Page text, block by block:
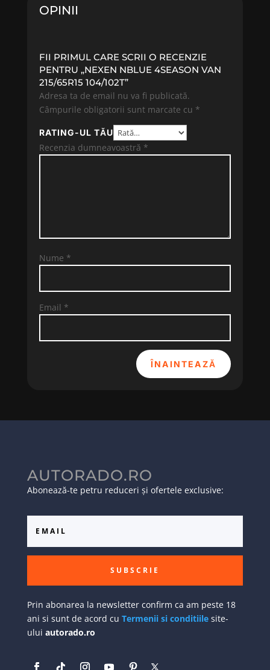
OPINII
FII PRIMUL CARE SCRII O RECENZIE
PENTRU „NEXEN NBLUE 4SEASON VAN
215/65R15 104/102T”
Adresa ta de email nu va fi publicată.
Câmpurile obligatorii sunt marcate cu *
RATING-UL TĂU
Recenzia dumneavoastră *
Nume *
Email *
ÎNAINTEAZĂ
AUTORADO.RO
Abonează-te petru reduceri și ofertele exclusive:
SUBSCRIE
Prin abonarea la newsletter confirm ca am peste 18
ani si sunt de acord cu Termenii si conditiilesite-
ului autorado.ro